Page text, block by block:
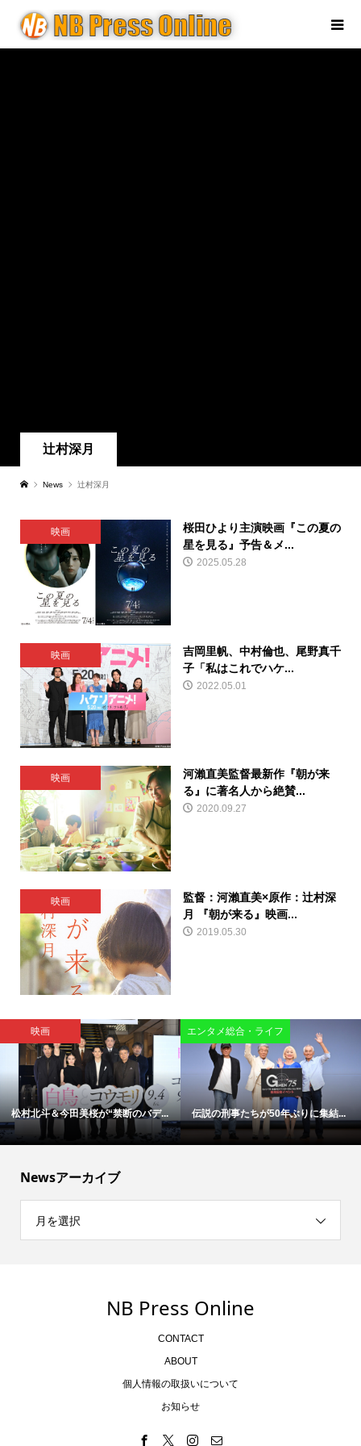
辻村深月
News 辻村深月
映画
桜田ひより主演映画『この夏の
星を見る』予告＆メ...
2025.05.28
映画
吉岡里帆、中村倫也、尾野真千
子「私はこれでハケ...
2022.05.01
映画
河瀨直美監督最新作『朝が来
る』に著名人から絶賛...
2020.09.27
映画
監督：河瀨直美×原作：辻村深
月 『朝が来る』映画...
2019.05.30
映画
松村北斗＆今田美桜が“禁断のバデ...
エンタメ総合・ライフ
伝説の刑事たちが50年ぶりに集結...
Newsアーカイブ
月を選択
NB Press Online
CONTACT
ABOUT
個人情報の取扱いについて
お知らせ